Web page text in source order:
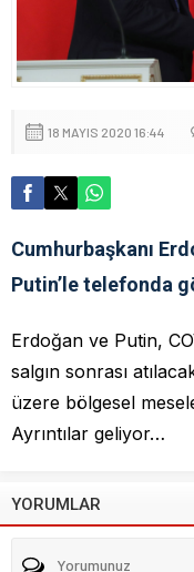
18 MAYIS 2020 16:44
Cumhurbaşkanı
Putin’le telefonda
Erdoğan ve Putin,
salgın sonrası
üzere bölgesel
Ayrıntılar geliyor…
YORUMLAR